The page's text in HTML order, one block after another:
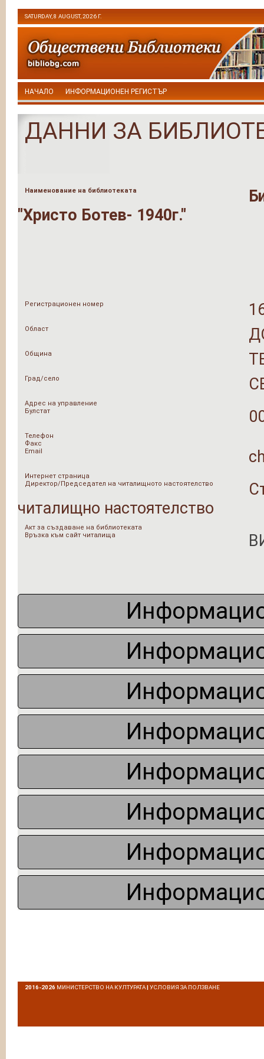
SATURDAY, 8 AUGUST, 2026 Г.
НАЧАЛО ИНФОРМАЦИОНЕН РЕГИСТЪР
ДАННИ ЗА
Наименование на библиотеката
"Христо Ботев- 1940г."
Регистрационен номер
Област
Община
Град/село
Адрес на управление
Булстат
Телефон
Факс
Email
Интернет страница
Директор/Председател на читалищното настоятелство
читалищно настоятелство
Акт за създаване на библиотеката
Връзка към сайт читалища
2016-2026 МИНИСТЕРСТВО НА КУЛТУРАТА|УСЛОВИЯ ЗА ПОЛЗВАНЕ